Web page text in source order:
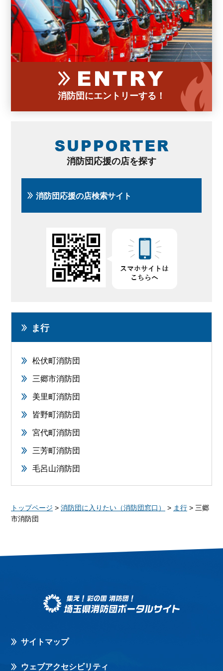
消防団にエントリーする！
消防団応援の店を探す
消防団応援の店検索サイト
ま行
松伏町消防団
三郷市消防団
美里町消防団
皆野町消防団
宮代町消防団
三芳町消防団
毛呂山消防団
トップページ > 消防団に入りたい（消防団窓口） > ま行 > 三郷
市消防団
サイトマップ
ウェブアクセシビリティ